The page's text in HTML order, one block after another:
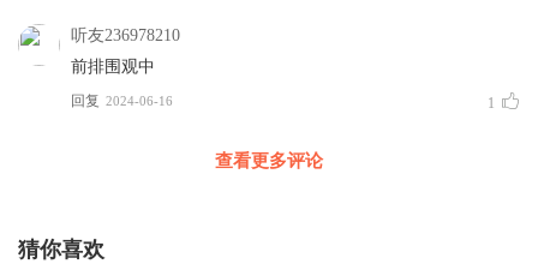
听友236978210
前排围观中
回复 2024-06-16 1
查看更多评论
猜你喜欢